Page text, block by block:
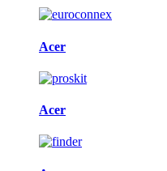
Acer
Acer